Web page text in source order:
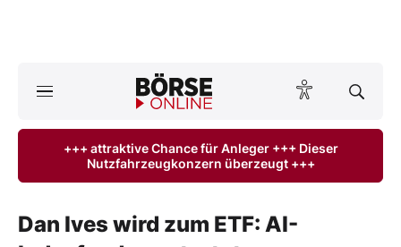
ktuelle Ausgabe BÖRSE ONLINE lesen
Anlageprodukte
+++ attraktive Chance für Anleger +++ Dieser
Nutzfahrzeugkonzern überzeugt +++
Dan Ives wird zum ETF: AI-